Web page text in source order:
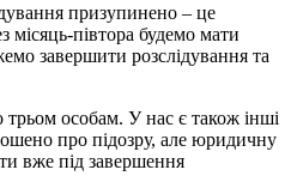
призупинено – це
місяць-півтора будемо мати
завершити розслідування та
особам. У нас є також інші
про підозру, але юридичну
вже під завершення